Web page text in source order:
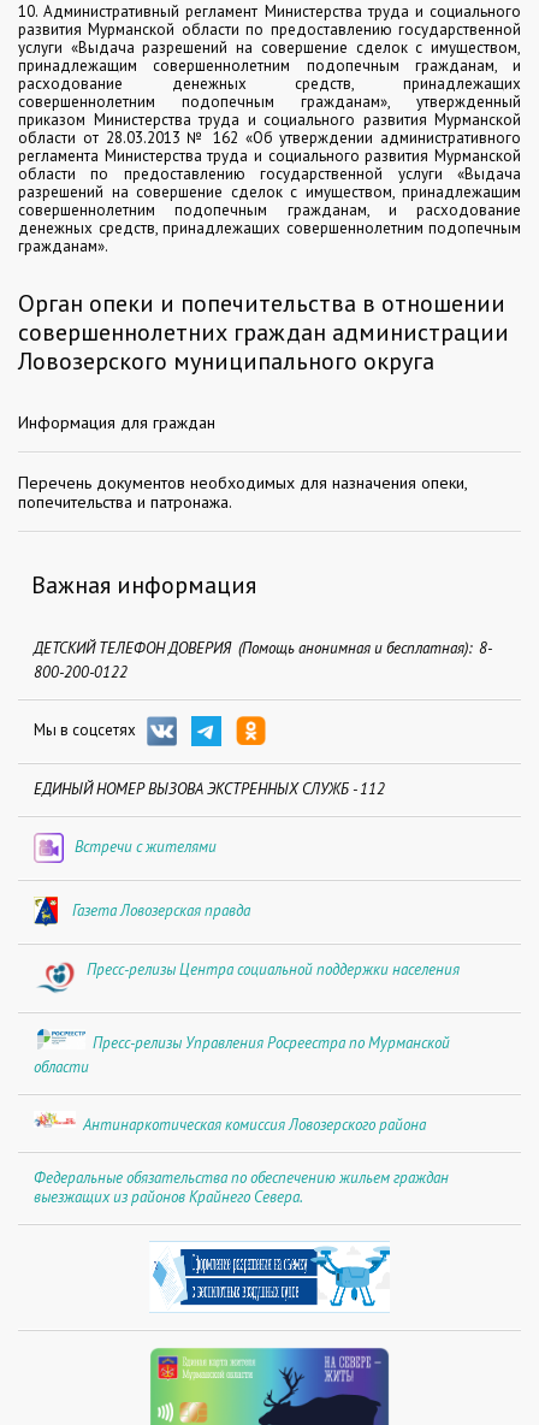
10. Административный регламент Министерства труда и социального
развития Мурманской области по предоставлению государственной
услуги «Выдача разрешений на совершение сделок с имуществом,
принадлежащим совершеннолетним подопечным гражданам, и
расходование денежных средств, принадлежащих
совершеннолетним подопечным гражданам», утвержденный
приказом Министерства труда и социального развития Мурманской
области от 28.03.2013 № 162 «Об утверждении административного
регламента Министерства труда и социального развития Мурманской
области по предоставлению государственной услуги «Выдача
разрешений на совершение сделок с имуществом, принадлежащим
совершеннолетним подопечным гражданам, и расходование
денежных средств, принадлежащих совершеннолетним подопечным
гражданам».
Орган опеки и попечительства в отношении
совершеннолетних граждан администрации
Ловозерского муниципального округа
Информация для граждан
Перечень документов необходимых для назначения опеки,
попечительства и патронажа.
Важная информация
ДЕТСКИЙ ТЕЛЕФОН ДОВЕРИЯ (Помощь анонимная и бесплатная): 8-
800-200-0122
Мы в соцсетях
ЕДИНЫЙ НОМЕР ВЫЗОВА ЭКСТРЕННЫХ СЛУЖБ - 112
Встречи с жителями
Газета Ловозерская правда
Пресс-релизы Центра социальной поддержки населения
Пресс-релизы Управления Росреестра по Мурманской
области
Антинаркотическая комиссия Ловозерского района
Федеральные обязательства по обеспечению жильем граждан
выезжащих из районов Крайнего Севера.